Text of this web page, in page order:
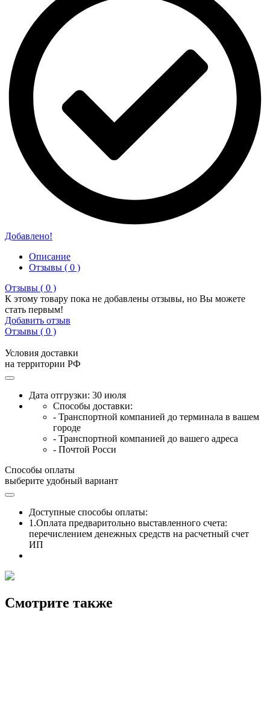
Добавлено!
Описание
Отзывы ( 0 )
Отзывы ( 0 )
К этому товару пока не добавлены отзывы, но Вы можете
стать первым!
Добавить отзыв
Отзывы ( 0 )
Условия доставки
на территории РФ
Дата отгрузки: 30 июля
Способы доставки:
- Транспортной компанией до терминала в вашем
городе
- Транспортной компанией до вашего адреса
- Почтой Росси
Способы оплаты
выберите удобный вариант
Доступные способы оплаты:
1.Оплата предваритольно выставленного счета:
перечислением денежных средств на расчетный счет
ИП
Смотрите также